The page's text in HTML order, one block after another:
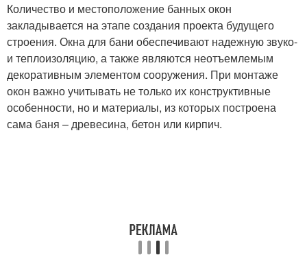
Количество и местоположение банных окон
закладывается на этапе создания проекта будущего
строения. Окна для бани обеспечивают надежную звуко-
и теплоизоляцию, а также являются неотъемлемым
декоративным элементом сооружения. При монтаже
окон важно учитывать не только их конструктивные
особенности, но и материалы, из которых построена
сама баня – древесина, бетон или кирпич.